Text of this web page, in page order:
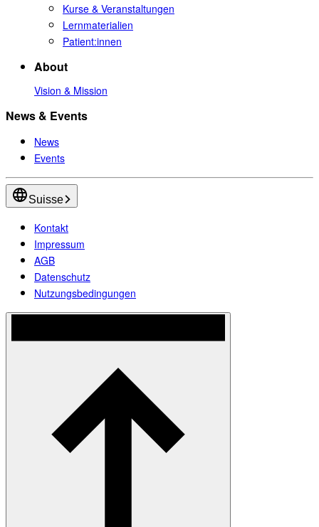
Kurse & Veranstaltungen
Lernmaterialien
Patient:innen
About
Vision & Mission
News & Events
News
Events
Suisse
Kontakt
Impressum
AGB
Datenschutz
Nutzungsbedingungen